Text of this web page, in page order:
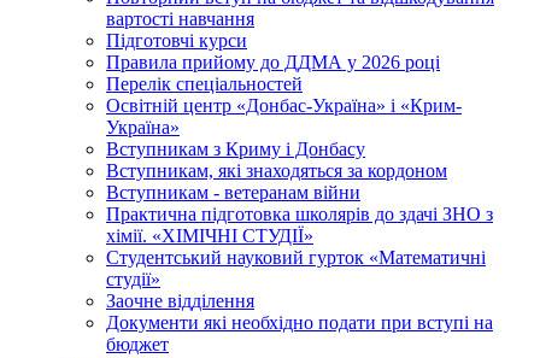
вартості навчання
Підготовчі курси
Правила прийому до ДДМА у 2026 році
Перелік спеціальностей
Освітній центр «Донбас-Україна» і «Крим-
Україна»
Вступникам з Криму і Донбасу
Вступникам, які знаходяться за кордоном
Вступникам - ветеранам війни
Практична підготовка школярів до здачі ЗНО з
хімії. «ХІМІЧНІ СТУДІЇ»
Студентський науковий гурток «Математичні
студії»
Заочне відділення
Документи які необхідно подати при вступі на
бюджет